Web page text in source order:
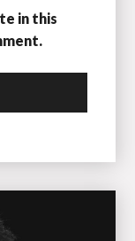
in this